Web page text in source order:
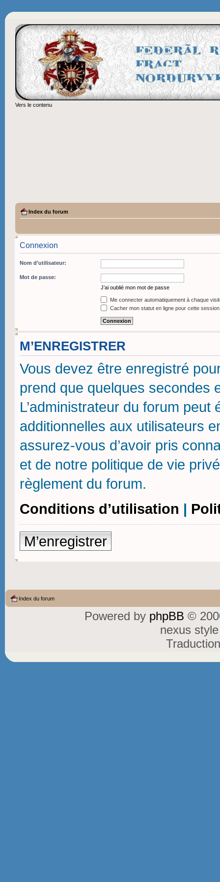
Vers le contenu
Index du forum
Connexion
Nom d’utilisateur:
Mot de passe:
J’ai oublié mon mot de passe
Me connecter automatiquement à chaque
Cacher mon statut en ligne pour cette session
M’ENREGISTRER
Vous devez être enregistré
prend que quelques secondes
L’administrateur du forum
additionnelles aux utilisateurs
assurez-vous d’avoir pris
et de notre politique de vie
règlement du forum.
Conditions d’utilisation |
M’enregistrer
Index du forum
Powered by phpBB ©
nexus